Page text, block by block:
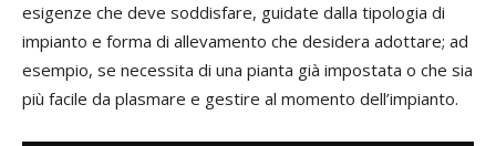
esigenze che deve soddisfare, guidate dalla tipologia di
impianto e forma di allevamento che desidera adottare; ad
esempio, se necessita di una pianta già impostata o che sia
più facile da plasmare e gestire al momento dell’impianto.